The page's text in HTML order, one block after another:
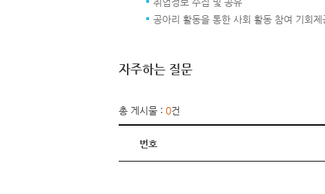
공아리 활동을 통한 사회 활동 참여 기회제
자주하는 질문
총 게시물 : 0건
번호